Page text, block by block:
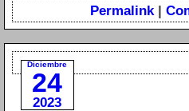
Permalink|
Diciembre
24
2023